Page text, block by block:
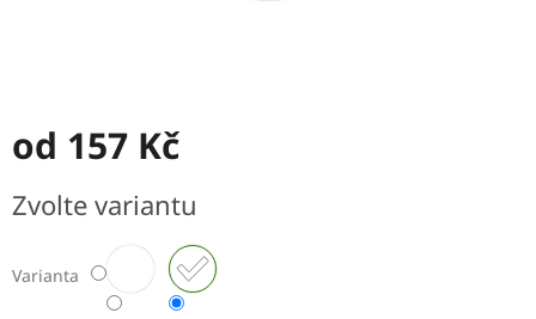
od 157 Kč
cena:
Zvolte variantu
Varianta